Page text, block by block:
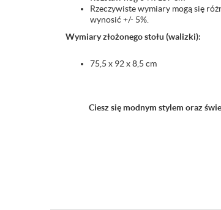
Rzeczywiste wymiary mogą się
wynosić +/- 5%.
Wymiary złożonego stołu (walizki):
75,5 x 92 x 8,5 cm
Ciesz się modnym stylem oraz